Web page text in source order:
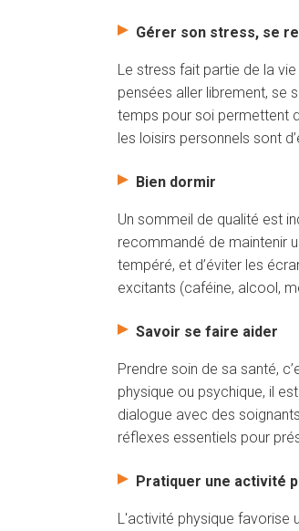
Gérer son stress, se
Le stress fait partie de la
pensées aller librement, se
temps pour soi permettent
les loisirs personnels sont
Bien dormir
Un sommeil de qualité est
recommandé de maintenir
tempéré, et d’éviter les
excitants (caféine, alcool,
Savoir se faire aider
Prendre soin de sa santé,
physique ou psychique, il
dialogue avec des
réflexes essentiels pour
Pratiquer une activité
L'activité physique favorise